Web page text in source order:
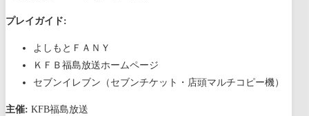
プレイガイド:
よしもとＦＡＮＹ
ＫＦＢ福島放送ホームページ
セブンイレブン（セブンチケット・店頭マルチコピー機）
主催: KFB福島放送